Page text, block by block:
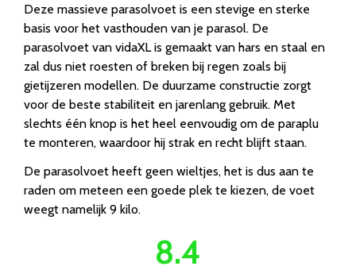
Deze massieve parasolvoet is een stevige en sterke
basis voor het vasthouden van je parasol. De
parasolvoet van vidaXL is gemaakt van hars en staal en
zal dus niet roesten of breken bij regen zoals bij
gietijzeren modellen. De duurzame constructie zorgt
voor de beste stabiliteit en jarenlang gebruik. Met
slechts één knop is het heel eenvoudig om de paraplu
te monteren, waardoor hij strak en recht blijft staan.
De parasolvoet heeft geen wieltjes, het is dus aan te
raden om meteen een goede plek te kiezen, de voet
weegt namelijk 9 kilo.
8.4